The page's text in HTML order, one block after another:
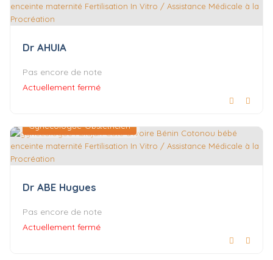
Dr AHUIA
Pas encore de note
Actuellement fermé
Gynécologue-Obstétricien
Dr ABE Hugues
Pas encore de note
Actuellement fermé